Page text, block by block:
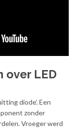
over LED
diode’. Een
zonder
Vroeger werd